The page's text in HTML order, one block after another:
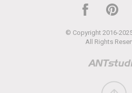
© Copyright 2016-
All Rights